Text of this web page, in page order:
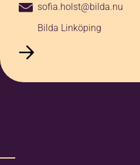
sofia.holst@bilda.nu
Bilda Linköping